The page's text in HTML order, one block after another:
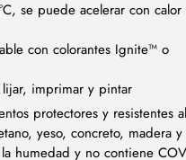
se puede acelerar con calor
con colorantes Ignite™ o
imprimar y pintar
protectores y resistentes al
yeso, concreto, madera y
humedad y no contiene